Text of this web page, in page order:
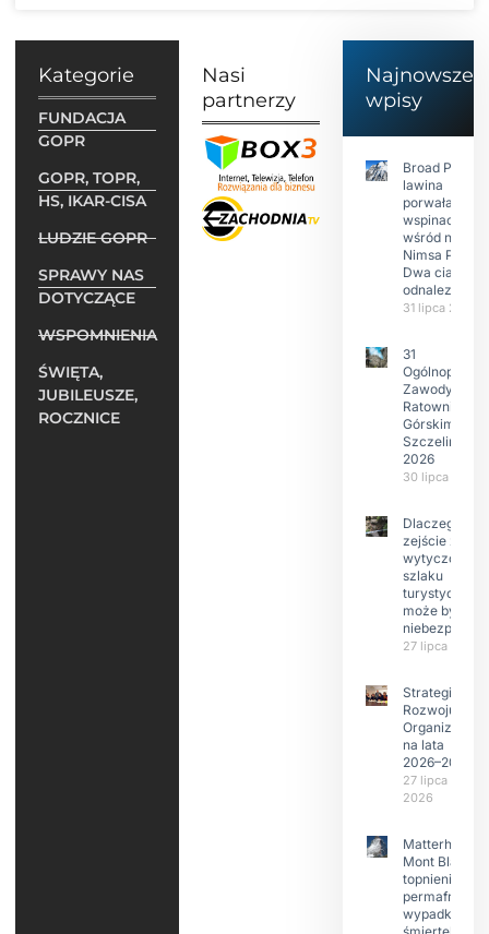
Kategorie
FUNDACJA
GOPR
GOPR, TOPR,
HS, IKAR-CISA
LUDZIE GOPR
SPRAWY NAS
DOTYCZĄCE
WSPOMNIENIA
ŚWIĘTA,
JUBILEUSZE,
ROCZNICE
Nasi
partnerzy
Najnowsze
wpisy
Broad Peak:
lawina
porwała 10
wspinaczy,
wśród nich
Nimsa Purję.
Dwa ciała
odnalezione.
31 lipca 2026
31
Ogólnopolskie
Zawody w
Ratownictwie
Górskim –
Szczeliniec
2026
30 lipca 2026
Dlaczego
zejście z
wytyczonego
szlaku
może być
27 lipca 2026
Strategia
Rozwoju
Organizacji
na lata
2026–2029
27 lipca
2026
Matterhorn i
Mont Blanc:
topnienie
permafrost,
wypadki